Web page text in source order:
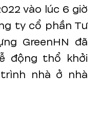
vào lúc 6 giờ
ty cổ phần Tư
GreenHN đã
động thổ khởi
nhà ở nhà